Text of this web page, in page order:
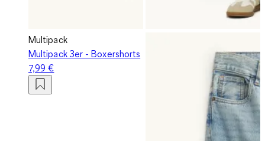
Multipack
Multipack 3er - Boxershorts
7,99 €